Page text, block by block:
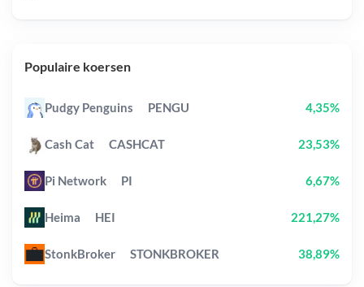
Populaire koersen
Pudgy Penguins PENGU 4,35%
Cash Cat CASHCAT 23,53%
Pi Network PI 6,67%
Heima HEI 221,27%
StonkBroker STONKBROKER 38,89%